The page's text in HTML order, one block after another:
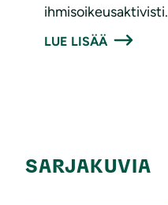
ihmisoikeusaktivisti.
LUE LISÄÄ
SARJAKUVIA